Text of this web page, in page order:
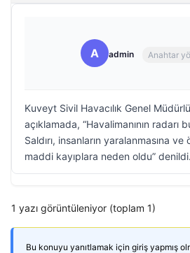
A admin Anahtar
Kuveyt Sivil Havacılık Genel
açıklamada, “Havalimanının radarı
Saldırı, insanların yaralanmasına
maddi kayıplara neden oldu” denildi.
1 yazı görüntüleniyor (toplam 1)
Bu konuyu yanıtlamak için giriş yapmış